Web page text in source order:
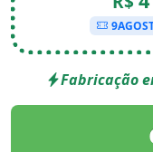
Fabricação